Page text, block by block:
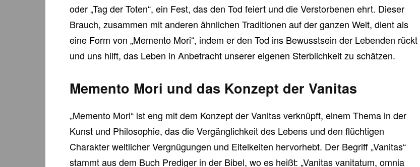
oder „Tag der Toten“, ein Fest, das den Tod feiert und die Verstorbenen ehrt. Dieser
Brauch, zusammen mit anderen ähnlichen Traditionen auf der ganzen Welt, dient als
eine Form von „Memento Mori“, indem er den Tod ins Bewusstsein der Lebenden rückt
und uns hilft, das Leben in Anbetracht unserer eigenen Sterblichkeit zu schätzen.
Memento Mori und das Konzept der Vanitas
„Memento Mori“ ist eng mit dem Konzept der Vanitas verknüpft, einem Thema in der
Kunst und Philosophie, das die Vergänglichkeit des Lebens und den flüchtigen
Charakter weltlicher Vergnügungen und Eitelkeiten hervorhebt. Der Begriff „Vanitas“
stammt aus dem Buch Prediger in der Bibel, wo es heißt: „Vanitas vanitatum, omnia